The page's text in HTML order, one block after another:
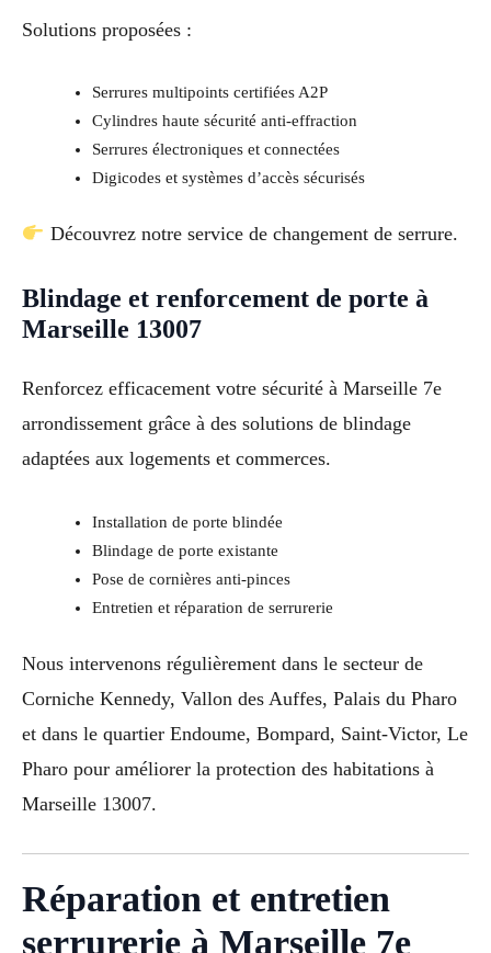
Solutions proposées :
Serrures multipoints certifiées A2P
Cylindres haute sécurité anti-effraction
Serrures électroniques et connectées
Digicodes et systèmes d’accès sécurisés
Découvrez notre service de changement de serrure.
Blindage et renforcement de porte à
Marseille 13007
Renforcez efficacement votre sécurité à Marseille 7e
arrondissement grâce à des solutions de blindage
adaptées aux logements et commerces.
Installation de porte blindée
Blindage de porte existante
Pose de cornières anti-pinces
Entretien et réparation de serrurerie
Nous intervenons régulièrement dans le secteur de
Corniche Kennedy, Vallon des Auffes, Palais du Pharo
et dans le quartier Endoume, Bompard, Saint-Victor, Le
Pharo pour améliorer la protection des habitations à
Marseille 13007.
Réparation et entretien
serrurerie à Marseille 7e